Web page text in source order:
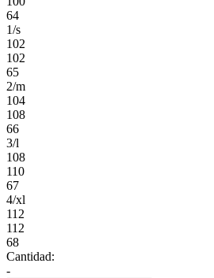
64
1/s
102
102
65
2/m
104
108
66
3/l
108
110
67
4/xl
112
112
68
Cantidad:
-